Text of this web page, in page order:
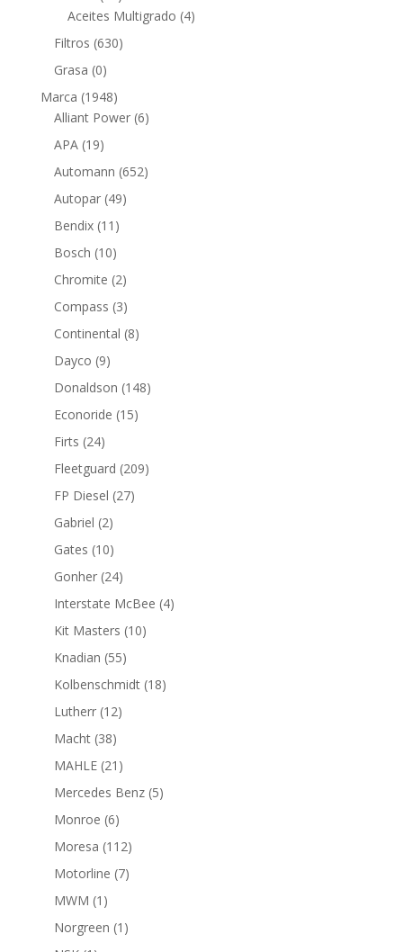
productos
Aceites Multigrado 44
Filtros 630630
Grasa 00
productos
Marca 19481948
productos
Alliant Power 66
APA 1919
productos
Automann 652652
Autopar 4949
Bendix 11 11
productos
Bosch 1010
productos
Chromite 22
productos
Compass 33
productos
Continental 88
Dayco 99
productos
Donaldson 148148
Econoride 1515
Firts 2424
productos
Fleetguard 209209
FP Diesel 2727
Gabriel 22
productos
Gates 1010
productos
Gonher 2424
productos
Interstate McBee 44
Kit Masters 1010
Knadian 5555
productos
Kolbenschmidt 1818
Lutherr 1212
Macht 3838
productos
MAHLE 21 21
productos
Mercedes Benz 55
Monroe 66
productos
Moresa 112112
productos
Motorline 77
MWM 1 1
producto
Norgreen 1 1